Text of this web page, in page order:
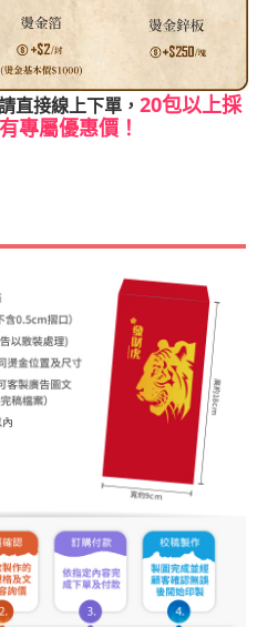
直接線上下單， 20包以上採
專屬優惠價！